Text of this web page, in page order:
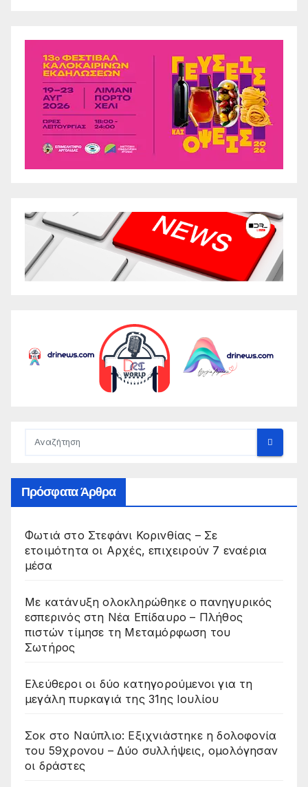
Πρόσφατα Άρθρα
Φωτιά στο Στεφάνι Κορινθίας – Σε
ετοιμότητα οι Αρχές, επιχειρούν 7 εναέρια
μέσα
Με κατάνυξη ολοκληρώθηκε ο πανηγυρικός
εσπερινός στη Νέα Επίδαυρο – Πλήθος
πιστών τίμησε τη Μεταμόρφωση του
Σωτήρος
Ελεύθεροι οι δύο κατηγορούμενοι για τη
μεγάλη πυρκαγιά της 31ης Ιουλίου
Σοκ στο Ναύπλιο: Εξιχνιάστηκε η δολοφονία
του 59χρονου – Δύο συλλήψεις, ομολόγησαν
οι δράστες